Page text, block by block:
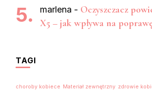
marlena - Oczyszczacz
X5 – jak wpływa na
TAGI
choroby kobiece Materiał zewnętrzny zdrowie